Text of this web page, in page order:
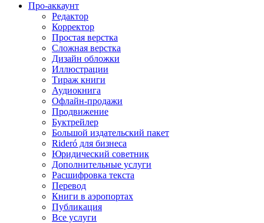
Про-аккаунт
Редактор
Корректор
Простая верстка
Сложная верстка
Дизайн обложки
Иллюстрации
Тираж книги
Аудиокнига
Офлайн-продажи
Продвижение
Буктрейлер
Большой издательский пакет
Rideró для бизнеса
Юридический советник
Дополнительные услуги
Расшифровка текста
Перевод
Книги в аэропортах
Публикация
Все услуги